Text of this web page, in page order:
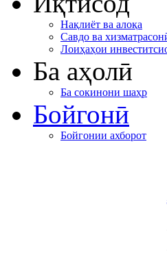
Нақлиёт ва алоқа
Савдо ва
Лоиҳаҳои
Ба аҳолӣ
Ба сокинони шаҳр
Бойгонӣ
Бойгонии ахборот